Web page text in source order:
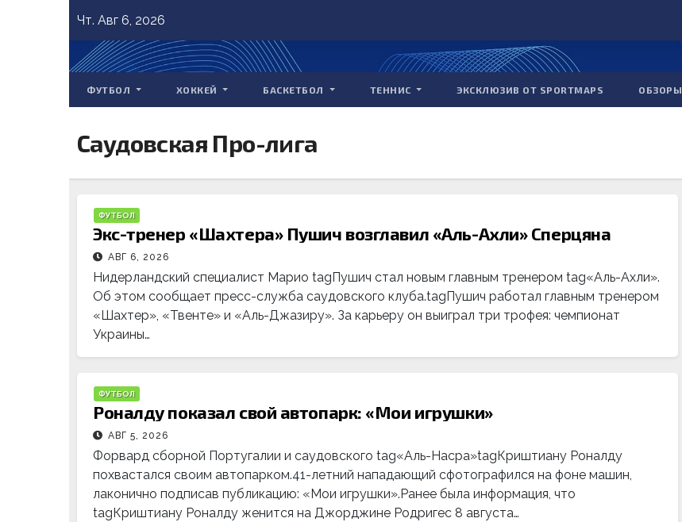
content
Чт. Авг 6, 2026
ФУТБОЛ ХОККЕЙ БАСКЕТБОЛ ТЕННИС ЭКСКЛЮЗИВ ОТ SPORTMAPS ОБЗОРЫ
Саудовская Про-лига
ФУТБОЛ
Экс-тренер «Шахтера» Пушич возглавил «Аль-Ахли» Сперцяна
АВГ 6, 2026
Нидерландский специалист Марио tagПушич стал новым главным тренером tag«Аль-Ахли».
Об этом сообщает пресс-служба саудовского клуба.tagПушич работал главным тренером
«Шахтер», «Твенте» и «Аль-Джазиру». За карьеру он выиграл три трофея: чемпионат
Украины…
ФУТБОЛ
Роналду показал свой автопарк: «Мои игрушки»
АВГ 5, 2026
Форвард сборной Португалии и саудовского tag«Аль-Насра»tagКриштиану Роналду
похвастался своим автопарком.41-летний нападающий сфотографился на фоне машин,
лаконично подписав публикацию: «Мои игрушки».Ранее была информация, что
tagКриштиану Роналду женится на Джорджине Родригес 8 августа…